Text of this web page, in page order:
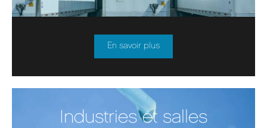
En savoir plus
Industries et salles